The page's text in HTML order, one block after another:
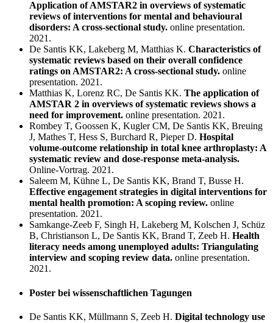
Application of AMSTAR2 in overviews of systematic
reviews of interventions for mental and behavioural
disorders: A cross-sectional study. online presentation.
2021.
De Santis KK, Lakeberg M, Matthias K. Characteristics of
systematic reviews based on their overall confidence
ratings on AMSTAR2: A cross-sectional study. online
presentation. 2021.
Matthias K, Lorenz RC, De Santis KK. The application of
AMSTAR 2 in overviews of systematic reviews shows a
need for improvement. online presentation. 2021.
Rombey T, Goossen K, Kugler CM, De Santis KK, Breuing
J, Mathes T, Hess S, Burchard R, Pieper D. Hospital
volume-outcome relationship in total knee arthroplasty: A
systematic review and dose-response meta-analysis.
Online-Vortrag. 2021.
Saleem M, Kühne L, De Santis KK, Brand T, Busse H.
Effective engagement strategies in digital interventions for
mental health promotion: A scoping review. online
presentation. 2021.
Samkange-Zeeb F, Singh H, Lakeberg M, Kolschen J, Schüz
B, Christianson L, De Santis KK, Brand T, Zeeb H. Health
literacy needs among unemployed adults: Triangulating
interview and scoping review data. online presentation.
2021.
Poster bei wissenschaftlichen Tagungen
De Santis KK, Müllmann S, Zeeb H. Digital technology use